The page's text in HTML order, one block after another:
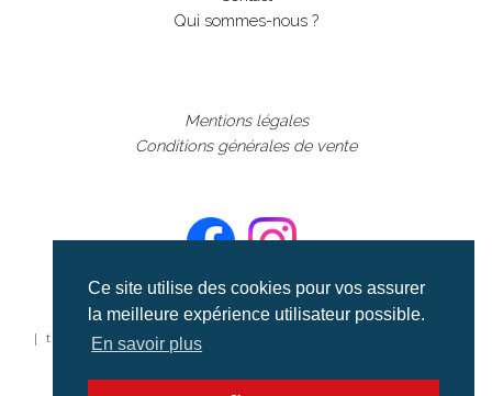
Ce site utilise des cookies pour vos assurer
la meilleure expérience utilisateur possible.
En savoir plus
Qui sommes-nous ?
Mentions légales
Conditions générales de vente
©aerialcollection marque déposée 2024
| tous droits réservés | aerialcollection.fr banque d'images
aériennes et documentaires video et cinéma |